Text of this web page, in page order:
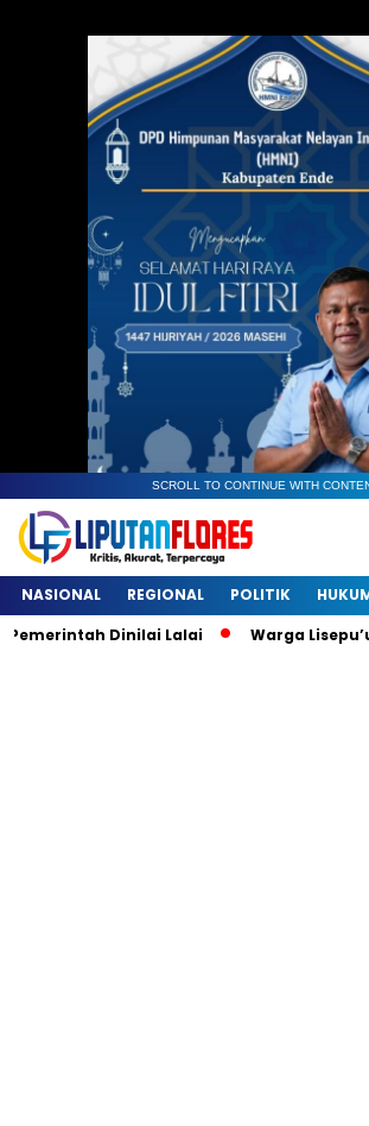
SCROLL TO CONTINUE WITH
NASIONAL REGIONAL POLITIK
Dinilai Lalai
Warga Lisepu’u